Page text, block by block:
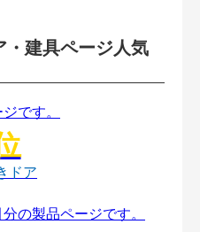
・建具ページ人気
ドア